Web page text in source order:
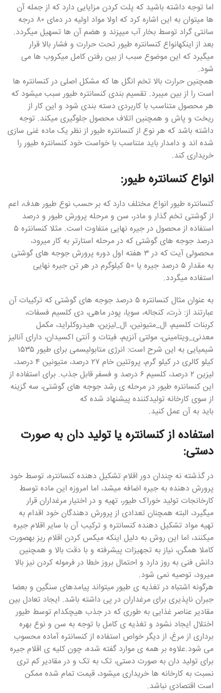
اما توجه داشته باشید که پلت کردن مزایایی دارد که از جمله آن
ها میتوان به این اشاره کرد که اولا مواد اولیه در دمای ۸۰ درجه
سانتی گراد توسط بخار آب میپزند و هضم آن ها تسهیل میگردد.
بعد از اینکهانواع کنسانتره طیور تحت حرارت و فشار بالا قرار
میگیرد که این موضوع سبب از بین رفتن کامل میکروب ها می
شود.
همچنین حرارت بالا تخم انگل ها که مشکل اصلی در کنسانتره ها
است را از بین میبرد. تقسیم بندی کنسانتره طیور سبب میشود که
هر محصول متناسب با کاربردی دسته بندی شود و این کار از
ریخت و پاش و همچنین اتلاف محصول جلوگیری میکند. توجه
داشته باشد که هر نوع از کنسانتره طیور از نظر یک ماده غنی سازی
شده اند و دامدار باید متناسب با خواست خود کنسانتره طیور را
خریداری کند.
انواع کنسانتره طیور:
کنسانتره طیور انواع مختلف دارد که بر حسب نوع طیور هدف، اعم
از گوشتی تخم گذار و مادر، سن و مرحله پرورش طیور و درصد
استفاده از محصول در جیره نهایی متفاوت است. مثلا کنسانتره ۵
درصد جوجه های گوشتی که در مرحله استارتر به کار میرود،
محصولی آیت که در ۳ هفته اول دوره پرورش جوجه های گوشتی
به مقدار ۵ درصد جیره یا ۵۰ کیلوگرم در هر تن جیره نهایی
استفاده میگردد.
به عنوان مثال کنسانتره ۵ درصد جوجه های گوشتی که ترکیبات آن
عبارتند از: ذرت، کنجاله، سویا، پودر ماهی، دی کلسیم فسفات،
کربنات کلسیم، ال_متیونین، ال_لیزین، هیدروکلراید، مکمل
معدنی_ویتامینی، مولتی آنزیم، فیتات و آنتی اکسیدان، دارای آنالیز
شیمیایی به این شرح است: انرژی متابولیسمی برای طیور ۱۵۳۵
کیلو کالری در کیلو گرم، پروتئین خام ۲۷ درصد، متیونین ۴ درصد،
لیزین ۲ درصد، کلسیم ۶ درصد و فسفر قابل جذب. برای استفاده از
این کنسانتره طیور در مرحله ی رشد جوجه های گوشتی، سه گزینه
از سوی کارخانه تولیدکننده پیشنهاد شده که
باید به آن عمل کنید.
استفاده از کنسانتره یا تولید دان به صورت
دستی:
در گذشته نه چندان دور اقلام تشکیل دهنده کنسانتره، توسط خود
پرورش دهنده به جیره اضافه میشد، اما امروزه این ماده توسط
کارخانجات تولید خوراک طیور، تهیه و در اختیار مرغداران قرار
میگیرد، البته همچنان تعدادی از پرورش دهندگان خود اقدام به
تهیه مواد تشکیل دهنده کنسانتره و ترکیب آن با سایر اقلام جیره
میکنند، اما این روش به دلیل اینکه میکس کردن اقلام ریز بهصورت
کاملا همگن، نیاز به تجهیزات پیشرفته و با دقت بالا و همچنین
دانش فنی به روز دارد و احتمال بروز خطا در فرموله کردن نیز بالا
میرود، توصیه نمی شود.
هرگونه اشتباه در تغذیه ی طیور میتواند پیامدهای سنگین و بعضا
جبران ناپذیری برای مرغداران در پی داشته باشد. ایجاد تعادل بین
مقادیر عناصر غذایی به طوری که در جذب هیچکدام توسط طیور
اختلال ایجاد نشود و تغذیه ی کامل با توجه به سن و نوع بهره
برداری از مرغ، از دیگر خواص استفاده از کنسانتره آماده محسوب
می شود.علاوه بر همه ی موارد گفته شده، چون کلیه ی اقلام جیره
برای تولید دان به صورت دستی، تک به تک و در مقادیر کم تری
نسبت به کارخانه ها خریداری میشود، قیمت تمام شده ممکن
است اقتصادی نباشد.